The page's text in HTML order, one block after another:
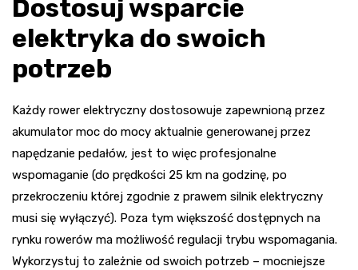
Dostosuj wsparcie
elektryka do swoich
potrzeb
Każdy rower elektryczny dostosowuje zapewnioną przez
akumulator moc do mocy aktualnie generowanej przez
napędzanie pedałów, jest to więc profesjonalne
wspomaganie (do prędkości 25 km na godzinę, po
przekroczeniu której zgodnie z prawem silnik elektryczny
musi się wyłączyć). Poza tym większość dostępnych na
rynku rowerów ma możliwość regulacji trybu wspomagania.
Wykorzystuj to zależnie od swoich potrzeb – mocniejsze